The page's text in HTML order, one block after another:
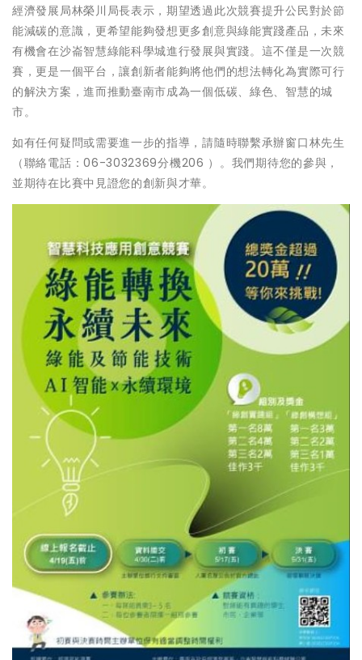
經濟發展局林榮川局長表示，期望透過此次競賽提升公民對於節
能減碳的意識，更希望能夠發想更多創意與綠能實踐產品，未來
有機會在沙崙智慧綠能科學城進行發展與實踐。這不僅是一次競
賽，更是一個平台，讓創新者能夠將他們的想法轉化為實際可行
的解決方案，進而推動臺南市成為一個低碳、綠色、智慧的城
市。
如有任何疑問或需要進一步的指導，請隨時聯繫承辦窗口林先生
（聯絡電話：06-3032369分機206 ）。我們期待您的參與，
並期待在比賽中見證您的創新與才華。